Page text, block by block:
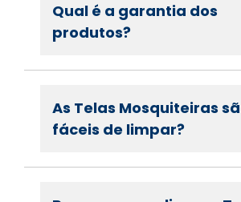
Qual é a garantia dos
produtos?
As Telas Mosquiteiras
fáceis de limpar?